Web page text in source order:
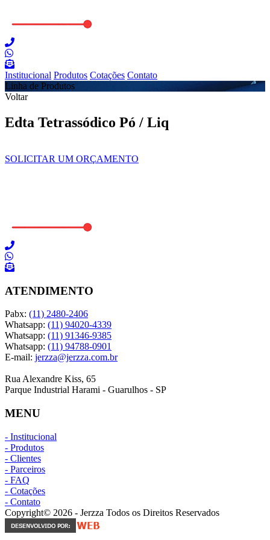
Institucional Produtos Cotações Contato
Linha de Produtos
Voltar
Edta Tetrassódico Pó / Liq
SOLICITAR UM ORÇAMENTO
ATENDIMENTO
Pabx: (11) 2480-2406
Whatsapp: (11) 94020-4339
Whatsapp: (11) 91346-9385
Whatsapp: (11) 94788-0901
E-mail: jerzza@jerzza.com.br
Rua Alexandre Kiss, 65
Parque Industrial Harami - Guarulhos - SP
MENU
- Institucional
- Produtos
- Clientes
- Parceiros
- FAQ
- Cotações
- Contato
Copyright© 2026 - Jerzza Todos os Direitos Reservados